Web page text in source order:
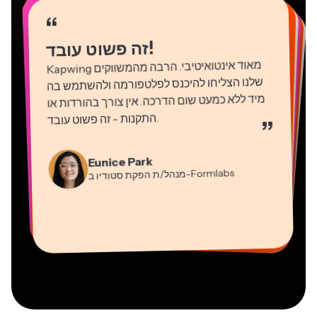
“
זה פשוט עובד!
Kapwing
מאוד אינטואיטיבי. הרבה מהמשווקים
שלנו הצליחו להיכנס לפלטפורמה ולהשתמש בה
מיד ללא כמעט שום הדרכה. אין צורך בהורדות או
התקנות - זה פשוט עובד
. ”
Eunice Park
מנהל/ת הפקת סטודיו ב-Formlabs
“
“
Panos Papagapiou
“
Gracie Peng
מנהל/ת תוכן
“
“
יועץ
“
Dina Segovia